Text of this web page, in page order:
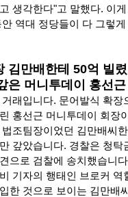
생각한다"고 말했다. 이
역대 정당들이 다 그렇게
김만배한테 50억 빌
은 머니투데이 홍선
래입니다. 문어발식 확장
홍선근 머니투데이 회장
조팀장이었던 김만배씨
갚았습니다. 경찰은 청탁
으로 검찰에 송치했습니
기자의 행태인 브로커 역
한 것으로 보이는 김만배